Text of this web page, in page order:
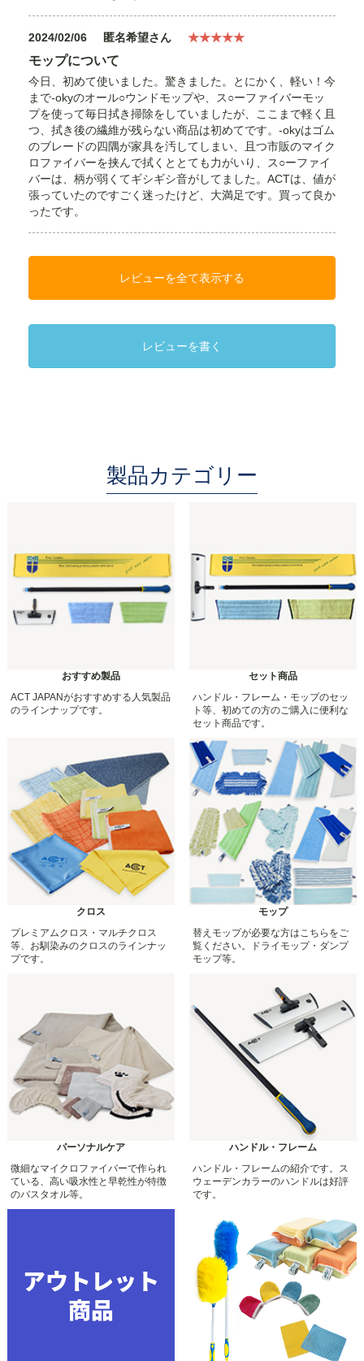
2024/02/06 匿名希望さん ★★★★★
モップについて
今日、初めて使いました。驚きました。とにかく、軽い！今
まで-okyのオール○ウンドモップや、ス○ーファイバーモッ
プを使って毎日拭き掃除をしていましたが、ここまで軽く且
つ、拭き後の繊維が残らない商品は初めてです。-okyはゴム
のブレードの四隅が家具を汚してしまい、且つ市販のマイク
ロファイバーを挟んで拭くととても力がいり、ス○ーファイ
バーは、柄が弱くてギシギシ音がしてました。ACTは、値が
張っていたのですごく迷ったけど、大満足です。買って良か
ったです。
レビューを全て表示する
レビューを書く
製品カテゴリー
おすすめ製品
ACT JAPANがおすすめする人気製品
のラインナップです。
セット商品
ハンドル・フレーム・モップのセッ
ト等、初めての方のご購入に便利な
セット商品です。
クロス
プレミアムクロス・マルチクロス
等、お馴染みのクロスのラインナッ
プです。
モップ
替えモップが必要な方はこちらをご
覧ください。ドライモップ・ダンプ
モップ等。
パーソナルケア
微細なマイクロファイバーで作られ
ている、高い吸水性と早乾性が特徴
のバスタオル等。
ハンドル・フレーム
ハンドル・フレームの紹介です。ス
ウェーデンカラーのハンドルは好評
です。